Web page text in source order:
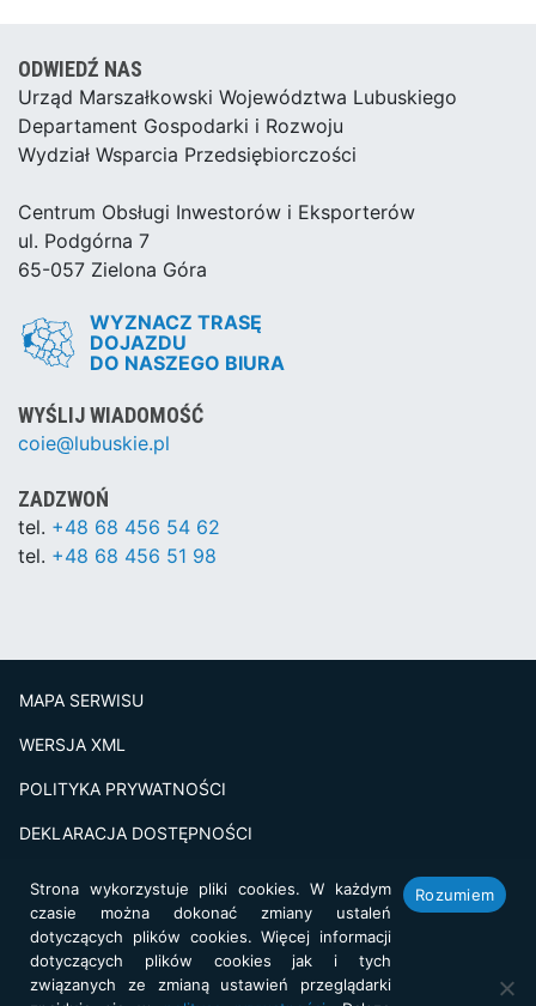
ODWIEDŹ NAS
Urząd Marszałkowski Województwa Lubuskiego
Departament Gospodarki i Rozwoju
Wydział Wsparcia Przedsiębiorczości
Centrum Obsługi Inwestorów i Eksporterów
ul. Podgórna 7
65-057 Zielona Góra
WYZNACZ TRASĘ
DOJAZDU
DO NASZEGO BIURA
WYŚLIJ WIADOMOŚĆ
coie@lubuskie.pl
ZADZWOŃ
tel. +48 68 456 54 62
tel. +48 68 456 51 98
MAPA SERWISU
WERSJA XML
POLITYKA PRYWATNOŚCI
DEKLARACJA DOSTĘPNOŚCI
Projekt i realizacja: netkoncept.com
Strona wykorzystuje pliki cookies. W każdym
czasie można dokonać zmiany ustaleń
dotyczących plików cookies. Więcej informacji
dotyczących plików cookies jak i tych
związanych ze zmianą ustawień przeglądarki
Rozumiem